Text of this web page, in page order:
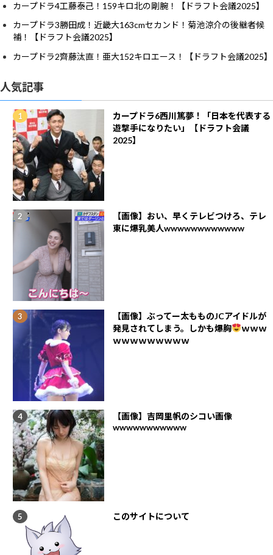
カープドラ4工藤泰己！159キロ北の剛腕！【ドラフト会議2025】
カープドラ3勝田成！近畿大163cmセカンド！菊池涼介の後継者候
補！【ドラフト会議2025】
カープドラ2齊藤汰直！亜大152キロエース！【ドラフト会議2025】
人気記事
カープドラ6西川篤夢！「日本を代表する
遊撃手になりたい」【ドラフト会議
2025】
【画像】おい、早くテレビつけろ、テレ
東に爆乳美人wwwwwwwwwwww
【画像】ぶってー太もものJCアイドルが
発見されてしまう。しかも爆胸
ｗｗｗ
ｗｗｗｗｗｗｗｗｗ
【画像】吉岡里帆のシコい画像
wwwwwwwwwww
このサイトについて